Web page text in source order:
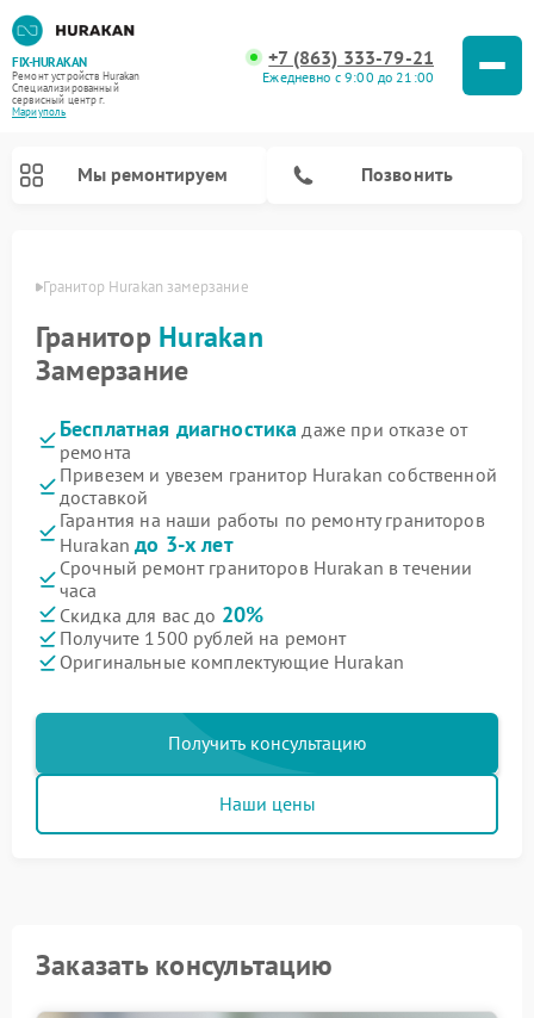
FIX-HURAKAN
Ремонт устройств Hurakan
Специализированный
cервисный центр г.
Мариуполь
+7 (863) 333-79-21
Ежедневно с 9:00 до 21:00
Мы ремонтируем Позвонить
Гранитор Hurakan замерзание
Гранитор Hurakan
Замерзание
Бесплатная диагностика даже при отказе от
ремонта
Привезем и увезем гранитор Hurakan собственной
доставкой
Гарантия на наши работы по ремонту граниторов
Hurakanдо 3-х лет
Срочный ремонт граниторов Hurakan в течении
часа
Скидка для вас до 20%
Получите 1500 рублей на ремонт
Оригинальные комплектующие Hurakan
Получить консультацию
Наши цены
Заказать консультацию